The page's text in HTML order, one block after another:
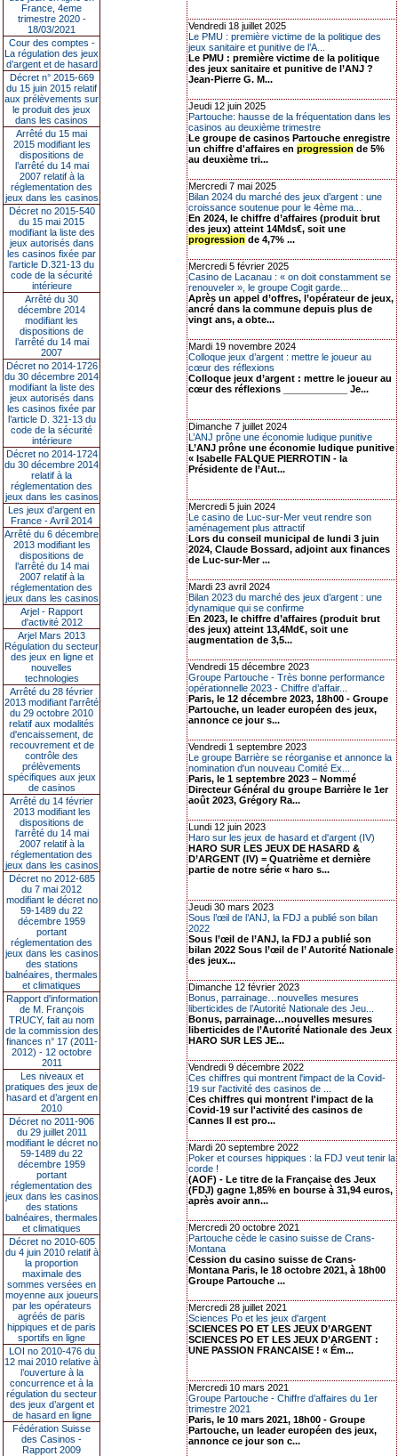
France, 4eme
trimestre 2020 -
18/03/2021
Cour des comptes -
La régulation des jeux
d’argent et de hasard
Décret n° 2015-669
du 15 juin 2015 relatif
aux prélèvements sur
le produit des jeux
dans les casinos
Arrêté du 15 mai
2015 modifiant les
dispositions de
l’arrêté du 14 mai
2007 relatif à la
réglementation des
jeux dans les casinos
Décret no 2015-540
du 15 mai 2015
modifiant la liste des
jeux autorisés dans
les casinos fixée par
l’article D.321-13 du
code de la sécurité
intérieure
Arrêté du 30
décembre 2014
modifiant les
dispositions de
l’arrêté du 14 mai
2007
Décret no 2014-1726
du 30 décembre 2014
modifiant la liste des
jeux autorisés dans
les casinos fixée par
l’article D. 321-13 du
code de la sécurité
intérieure
Décret no 2014-1724
du 30 décembre 2014
relatif à la
réglementation des
jeux dans les casinos
Les jeux d’argent en
France - Avril 2014
Arrêté du 6 décembre
2013 modifiant les
dispositions de
l’arrêté du 14 mai
2007 relatif à la
réglementation des
jeux dans les casinos
Arjel - Rapport
d'activité 2012
Arjel Mars 2013
Régulation du secteur
des jeux en ligne et
nouvelles
technologies
Arrêté du 28 février
2013 modifiant l'arrêté
du 29 octobre 2010
relatif aux modalités
d'encaissement, de
recouvrement et de
contrôle des
prélèvements
spécifiques aux jeux
de casinos
Arrêté du 14 février
2013 modifiant les
dispositions de
l'arrêté du 14 mai
2007 relatif à la
réglementation des
jeux dans les casinos
Décret no 2012-685
du 7 mai 2012
modifiant le décret no
59-1489 du 22
décembre 1959
portant
réglementation des
jeux dans les casinos
des stations
balnéaires, thermales
et climatiques
Rapport d'information
de M. François
TRUCY, fait au nom
de la commission des
finances n° 17 (2011-
2012) - 12 octobre
2011
Les niveaux et
pratiques des jeux de
hasard et d’argent en
2010
Décret no 2011-906
du 29 juillet 2011
modifiant le décret no
59-1489 du 22
décembre 1959
portant
réglementation des
jeux dans les casinos
des stations
balnéaires, thermales
et climatiques
Décret no 2010-605
du 4 juin 2010 relatif à
la proportion
maximale des
sommes versées en
moyenne aux joueurs
par les opérateurs
agréés de paris
hippiques et de paris
sportifs en ligne
LOI no 2010-476 du
12 mai 2010 relative à
l’ouverture à la
concurrence et à la
régulation du secteur
des jeux d’argent et
de hasard en ligne
Fédération Suisse
des Casinos -
Rapport 2009
Vendredi 18 juillet 2025
Le PMU : première victime de la politique des
jeux sanitaire et punitive de l’A...
Le PMU : première victime de la politique
des jeux sanitaire et punitive de l’ANJ ?
Jean-Pierre G. M...
Jeudi 12 juin 2025
Partouche: hausse de la fréquentation dans les
casinos au deuxième trimestre
Le groupe de casinos Partouche enregistre
un chiffre d'affaires en progression de 5%
au deuxième tri...
Mercredi 7 mai 2025
Bilan 2024 du marché des jeux d’argent : une
croissance soutenue pour le 4ème ma...
En 2024, le chiffre d’affaires (produit brut
des jeux) atteint 14Mds€, soit une
progression de 4,7% ...
Mercredi 5 février 2025
Casino de Lacanau : « on doit constamment se
renouveler », le groupe Cogit garde...
Après un appel d’offres, l’opérateur de jeux,
ancré dans la commune depuis plus de
vingt ans, a obte...
Mardi 19 novembre 2024
Colloque jeux d’argent : mettre le joueur au
cœur des réflexions
Colloque jeux d’argent : mettre le joueur au
cœur des réflexions ____________ Je...
Dimanche 7 juillet 2024
L’ANJ prône une économie ludique punitive
L’ANJ prône une économie ludique punitive
« Isabelle FALQUE PIERROTIN - la
Présidente de l’Aut...
Mercredi 5 juin 2024
Le casino de Luc-sur-Mer veut rendre son
aménagement plus attractif
Lors du conseil municipal de lundi 3 juin
2024, Claude Bossard, adjoint aux finances
de Luc-sur-Mer ...
Mardi 23 avril 2024
Bilan 2023 du marché des jeux d’argent : une
dynamique qui se confirme
En 2023, le chiffre d’affaires (produit brut
des jeux) atteint 13,4Md€, soit une
augmentation de 3,5...
Vendredi 15 décembre 2023
Groupe Partouche - Très bonne performance
opérationnelle 2023 - Chiffre d’affair...
Paris, le 12 décembre 2023, 18h00 - Groupe
Partouche, un leader européen des jeux,
annonce ce jour s...
Vendredi 1 septembre 2023
Le groupe Barrière se réorganise et annonce la
nomination d'un nouveau Comité Ex...
Paris, le 1 septembre 2023 – Nommé
Directeur Général du groupe Barrière le 1er
août 2023, Grégory Ra...
Lundi 12 juin 2023
Haro sur les jeux de hasard et d'argent (IV)
HARO SUR LES JEUX DE HASARD &
D’ARGENT (IV) = Quatrième et dernière
partie de notre série « haro s...
Jeudi 30 mars 2023
Sous l’œil de l’ANJ, la FDJ a publié son bilan
2022
Sous l’œil de l’ANJ, la FDJ a publié son
bilan 2022 Sous l’œil de l’ Autorité Nationale
des jeux...
Dimanche 12 février 2023
Bonus, parrainage…nouvelles mesures
liberticides de l’Autorité Nationale des Jeu...
Bonus, parrainage…nouvelles mesures
liberticides de l’Autorité Nationale des Jeux
HARO SUR LES JE...
Vendredi 9 décembre 2022
Ces chiffres qui montrent l'impact de la Covid-
19 sur l'activité des casinos de ...
Ces chiffres qui montrent l'impact de la
Covid-19 sur l'activité des casinos de
Cannes Il est pro...
Mardi 20 septembre 2022
Poker et courses hippiques : la FDJ veut tenir la
corde !
(AOF) - Le titre de la Française des Jeux
(FDJ) gagne 1,85% en bourse à 31,94 euros,
après avoir ann...
Mercredi 20 octobre 2021
Partouche cède le casino suisse de Crans-
Montana
Cession du casino suisse de Crans-
Montana Paris, le 18 octobre 2021, à 18h00
Groupe Partouche ...
Mercredi 28 juillet 2021
Sciences Po et les jeux d'argent
SCIENCES PO ET LES JEUX D’ARGENT
SCIENCES PO ET LES JEUX D’ARGENT :
UNE PASSION FRANCAISE ! « Ém...
Mercredi 10 mars 2021
Groupe Partouche - Chiffre d’affaires du 1er
trimestre 2021
Paris, le 10 mars 2021, 18h00 - Groupe
Partouche, un leader européen des jeux,
annonce ce jour son c...